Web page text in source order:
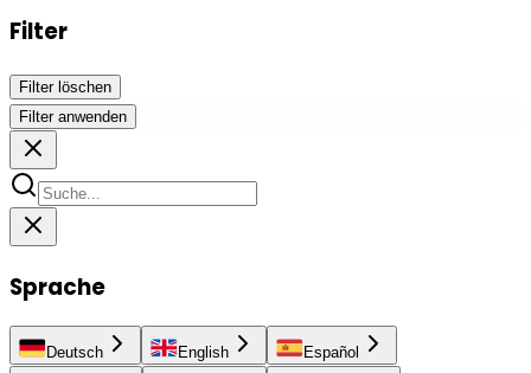
Filter
Filter löschen
Filter anwenden
Sprache
Deutsch English Español